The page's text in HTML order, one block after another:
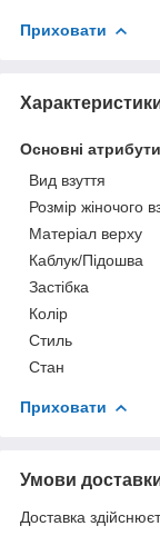
Приховати
Основні атрибути
Вид взуття
Розмір жіночого
Матеріал верху
Каблук/Підошва
Застібка
Колір
Стиль
Стан
Приховати
Умови
Доставка